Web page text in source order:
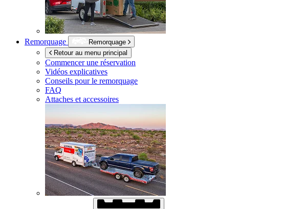
Remorquage
Remorquage
Retour au menu principal
Commencer une réservation
Vidéos explicatives
Conseils pour le remorquage
FAQ
Attaches et accessoires